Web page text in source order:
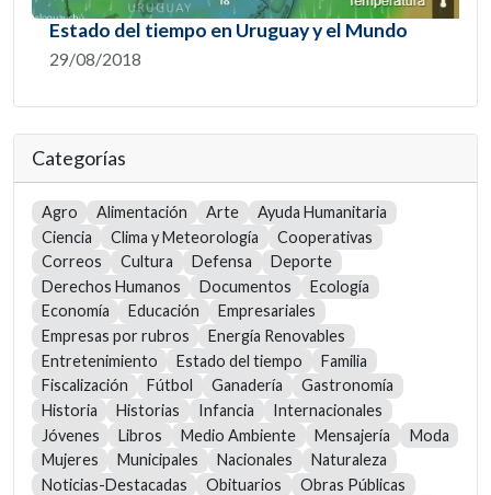
Estado del tiempo en Uruguay y el Mundo
29/08/2018
Categorías
Agro Alimentación Arte
Ayuda Humanitaria
Ciencia
Clima y Meteorología
Cooperativas
Correos
Cultura Defensa
Deporte
Derechos Humanos
Documentos
Ecología
Economía
Educación
Empresariales
Empresas por rubros
Energía Renovables
Entretenimiento
Estado del tiempo
Familia
Fiscalización
Fútbol Ganadería
Gastronomía
Historia
Historias Infancia
Internacionales
Jóvenes
Libros Medio Ambiente Mensajería
Moda
Mujeres
Municipales Nacionales
Naturaleza
Noticias-Destacadas
Obituarios
Obras Públicas